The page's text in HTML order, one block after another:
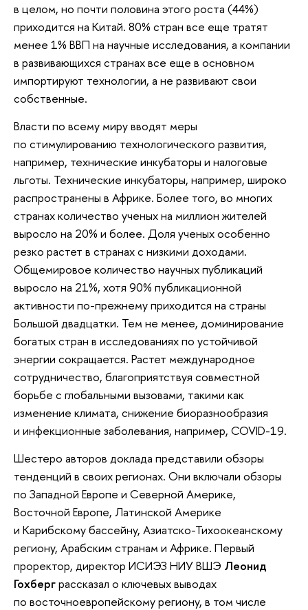
в целом, но почти половина этого роста (44%)
приходится на Китай. 80% стран все еще тратят
менее 1% ВВП на научные исследования, а компании
в развивающихся странах все еще в основном
импортируют технологии, а не развивают свои
собственные.
Власти по всему миру вводят меры
по стимулированию технологического развития,
например, технические инкубаторы и налоговые
льготы. Технические инкубаторы, например, широко
распространены в Африке. Более того, во многих
странах количество ученых на миллион жителей
выросло на 20% и более. Доля ученых особенно
резко растет в странах с низкими доходами.
Общемировое количество научных публикаций
выросло на 21%, хотя 90% публикационной
активности по-прежнему приходится на страны
Большой двадцатки. Тем не менее, доминирование
богатых стран в исследованиях по устойчивой
энергии сокращается. Растет международное
сотрудничество, благоприятствуя совместной
борьбе с глобальными вызовами, такими как
изменение климата, снижение биоразнообразия
и инфекционные заболевания, например, COVID-19.
Шестеро авторов доклада представили обзоры
тенденций в своих регионах. Они включали обзоры
по Западной Европе и Северной Америке,
Восточной Европе, Латинской Америке
и Карибскому бассейну, Азиатско-Тихоокеанскому
региону, Арабским странам и Африке. Первый
проректор, директор ИСИЭЗ НИУ ВШЭ Леонид
Гохберграссказал о ключевых выводах
по восточноевропейскому региону, в том числе